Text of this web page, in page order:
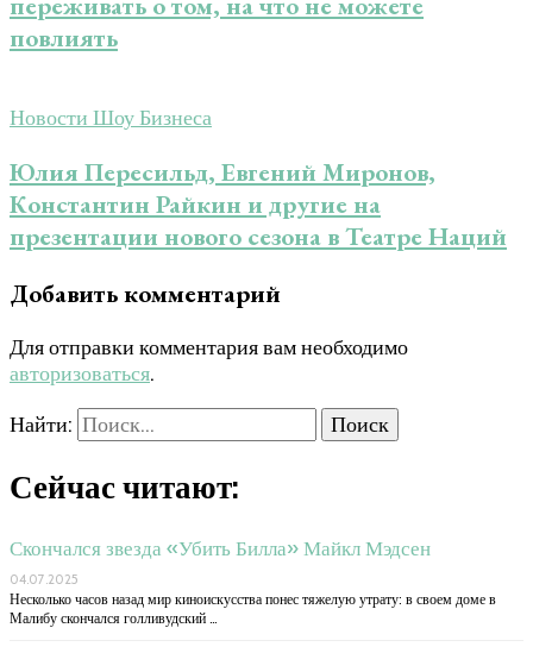
повлиять
Новости Шоу Бизнеса
Юлия Пересильд, Евгений Миронов,
Константин Райкин и другие на
презентации нового сезона в Театре Наций
Добавить комментарий
Для отправки комментария вам необходимо
авторизоваться.
Найти:
Сейчас читают:
Скончался звезда «Убить Билла» Майкл Мэдсен
04.07.2025
Несколько часов назад мир киноискусства понес тяжелую утрату: в своем доме в
Малибу скончался голливудский …